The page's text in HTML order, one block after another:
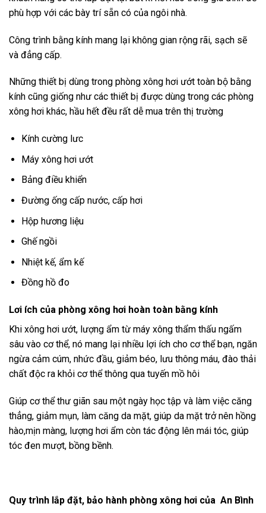
phù hợp với các bày trí sẵn có của ngôi nhà.
Công trình bằng kính mang lại không gian rộng rãi, sạch sẽ
và đẳng cấp.
Những thiết bị dùng trong phòng xông hơi ướt toàn bộ bằng
kính cũng giống như các thiết bị được dùng trong các phòng
xông hơi khác, hầu hết đều rất dễ mua trên thị trường
Kính cường lưc
Máy xông hơi ướt
Bảng điều khiển
Đường ống cấp nước, cấp hơi
Hộp hương liệu
Ghế ngồi
Nhiệt kế, ẩm kế
Đồng hồ đo
Lơi ích của phòng xông hơi hoàn toàn bằng kính
Khi xông hơi ướt, lượng ẩm từ máy xông thẩm thấu ngấm
sâu vào cơ thể, nó mang lại nhiều lợi ích cho cơ thể bạn, ngăn
ngừa cảm cúm, nhức đầu, giảm béo, lưu thông máu, đào thải
chất độc ra khỏi cơ thể thông qua tuyến mồ hôi
Giúp cơ thể thư giãn sau một ngày học tập và làm việc căng
thẳng, giảm mụn, làm căng da mặt, giúp da mặt trở nên hồng
hào,mịn màng, lượng hơi ẩm còn tác động lên mái tóc, giúp
tóc đen mượt, bồng bềnh.
Quy trình lắp đặt, bảo hành phòng xông hơi của An Bình